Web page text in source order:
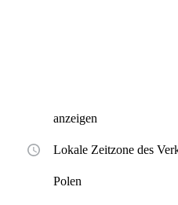
anzeigen
Lokale Zeitzone des
Polen